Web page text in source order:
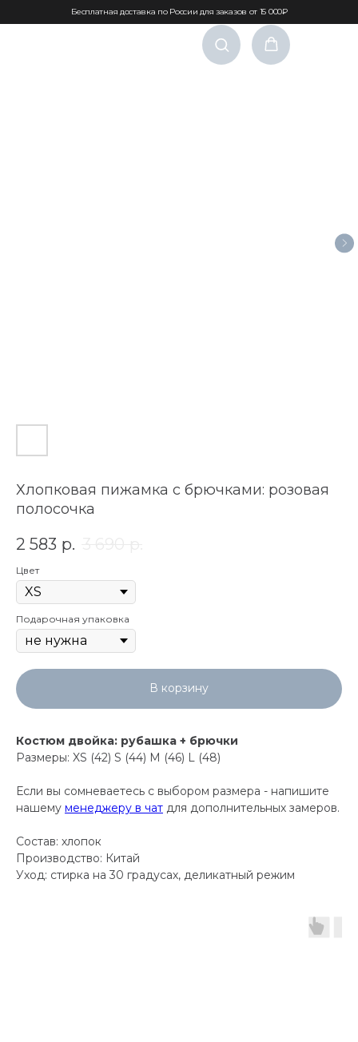
Бесплатная доставка по России для заказов от 15 000₽
Хлопковая пижамка с брючками: розовая
полосочка
2 583 р.
Цвет
Подарочная упаковка
В корзину
Костюм двойка: рубашка + брючки
Размеры: XS (42) S (44) M (46) L (48)
Если вы сомневаетесь с выбором размера - напишите
нашему менеджеру в чат для дополнительных замеров.
Состав: хлопок
Производство: Китай
Уход: стирка на 30 градусах, деликатный режим